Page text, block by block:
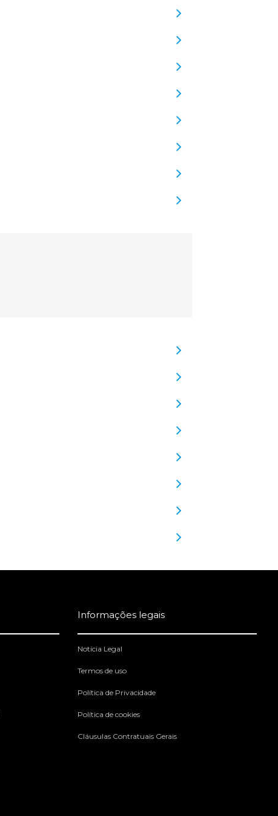
Informações legais
Notícia Legal
Termos de uso
Política de Privacidade
Política de cookies
Cláusulas Contratuais Gerais